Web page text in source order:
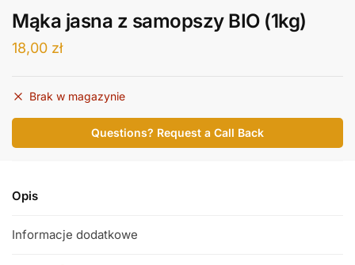
Mąka jasna z samopszy BIO (1kg)
18,00 zł
Brak w magazynie
Questions? Request a Call Back
Opis
Informacje dodatkowe